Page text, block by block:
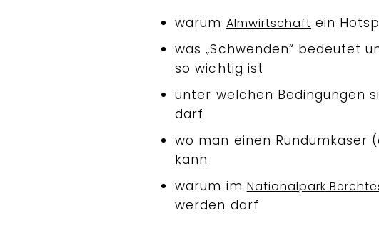
warum Almwirtschaft ein
was „Schwenden“ bedeutet
so wichtig ist
unter welchen Bedingungen
darf
wo man einen
kann
warum im Nationalpark
werden darf